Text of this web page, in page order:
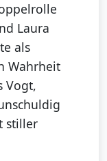
Laura
als
Wahrheit
Vogt,
stiller